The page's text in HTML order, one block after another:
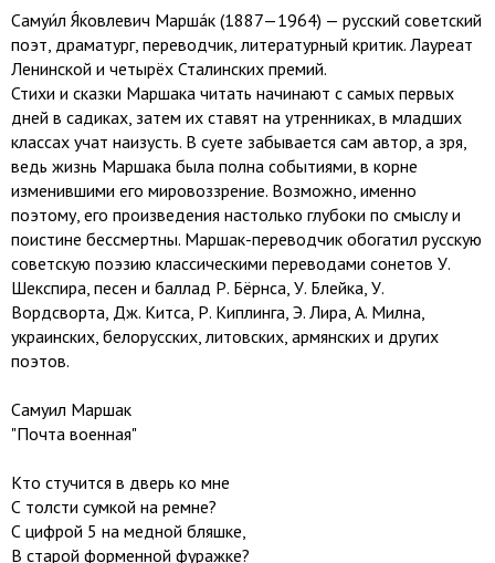
Самуи́л Я́ковлевич Марша́к (1887—1964) — русский советский
поэт, драматург, переводчик, литературный критик. Лауреат
Ленинской и четырёх Сталинских премий.
Стихи и сказки Маршака читать начинают с самых первых
дней в садиках, затем их ставят на утренниках, в младших
классах учат наизусть. В суете забывается сам автор, а зря,
ведь жизнь Маршака была полна событиями, в корне
изменившими его мировоззрение. Возможно, именно
поэтому, его произведения настолько глубоки по смыслу и
поистине бессмертны. Маршак-переводчик обогатил русскую
советскую поэзию классическими переводами сонетов У.
Шекспира, песен и баллад Р. Бёрнса, У. Блейка, У.
Вордсворта, Дж. Китса, Р. Киплинга, Э. Лира, А. Милна,
украинских, белорусских, литовских, армянских и других
поэтов.
Самуил Маршак
"Почта военная"
Кто стучится в дверь ко мне
С толсти сумкой на ремне?
С цифрой 5 на медной бляшке,
В старой форменной фуражке?